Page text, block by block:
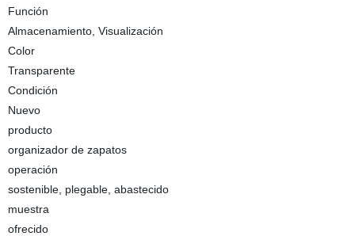
Función
Almacenamiento, Visualización
Color
Transparente
Condición
Nuevo
producto
organizador de zapatos
operación
sostenible, plegable, abastecido
muestra
ofrecido